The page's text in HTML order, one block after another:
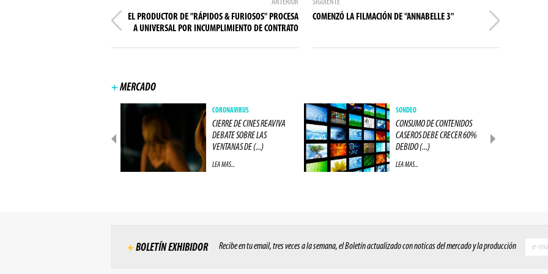
ANTERIOR
EL PRODUCTOR DE "RÁPIDOS & FURIOSOS" PROCESA
A UNIVERSAL POR INCUMPLIMIENTO DE CONTRATO
SIGUIENTE
COMENZÓ LA FILMACIÓN DE "ANNABELLE 3"
+MERCADO
CORONAVIRUS
CIERRE DE CINES REAVIVA
DEBATE SOBRE LAS
VENTANAS DE (...)
LEA MAS...
SONDEO
CONSUMO DE CONTENIDOS
CASEROS DEBE CRECER 60%
DEBIDO (...)
LEA MAS...
+ BOLETÍN EXHIBIDOR Recibe en tu email, tres veces a la semana, el Boletín actualizado con noticas del mercado y la producción